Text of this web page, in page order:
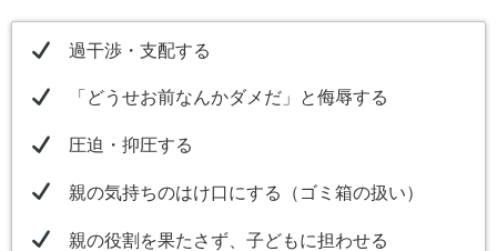
過干渉・支配する
「どうせお前なんかダメだ」と侮辱する
圧迫・抑圧する
親の気持ちのはけ口にする（ゴミ箱の扱い）
親の役割を果たさず、子どもに担わせる